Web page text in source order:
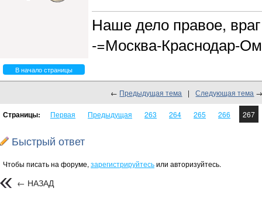
Наше дело правое,
-=Москва-Краснодар-
В начало страницы
← Предыдущая тема | Следующая тема
Страницы: Первая Предыдущая 263 264 265 266 267
Быстрый ответ
Чтобы писать на форуме, зарегистрируйтесьили авторизуйтесь.
← НАЗАД